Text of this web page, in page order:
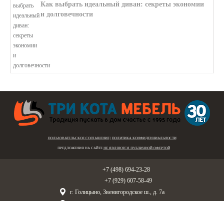
Как выбрать идеальный диван: секреты экономии
и долговечности
ПОЛЬЗОВАТЕЛЬСКОЕ СОГЛАШЕНИЕ| ПОЛИТИКА КОНФИДЕНЦИАЛЬНОСТИ
ПРЕДЛОЖЕНИЯ НА САЙТЕ НЕ ЯВЛЯЮТСЯ ПУБЛИЧНОЙ ОФЕРТОЙ
+7 (498) 694-23-28
+7 (929) 607-58-49
г. Голицыно, Звенигородское ш., д. 7а